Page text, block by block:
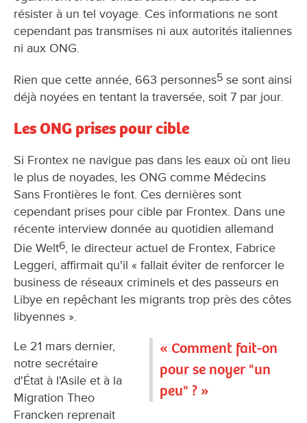
résister à un tel voyage. Ces informations ne sont
cependant pas transmises ni aux autorités italiennes
ni aux ONG.
Rien que cette année, 663 personnes5 se sont ainsi
déjà noyées en tentant la traversée, soit 7 par jour.
Les ONG prises pour cible
Si Frontex ne navigue pas dans les eaux où ont lieu
le plus de noyades, les ONG comme Médecins
Sans Frontières le font. Ces dernières sont
cependant prises pour cible par Frontex. Dans une
récente interview donnée au quotidien allemand
Die Welt6, le directeur actuel de Frontex, Fabrice
Leggeri, affirmait qu'il « fallait éviter de renforcer le
business de réseaux criminels et des passeurs en
Libye en repêchant les migrants trop près des côtes
libyennes ».
« Comment fait-on
pour se noyer "un
peu" ? »
Le 21 mars dernier,
notre secrétaire
d'État à l'Asile et à la
Migration Theo
Francken reprenait